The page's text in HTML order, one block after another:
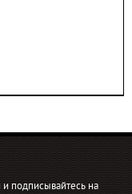
подписывайтесь на